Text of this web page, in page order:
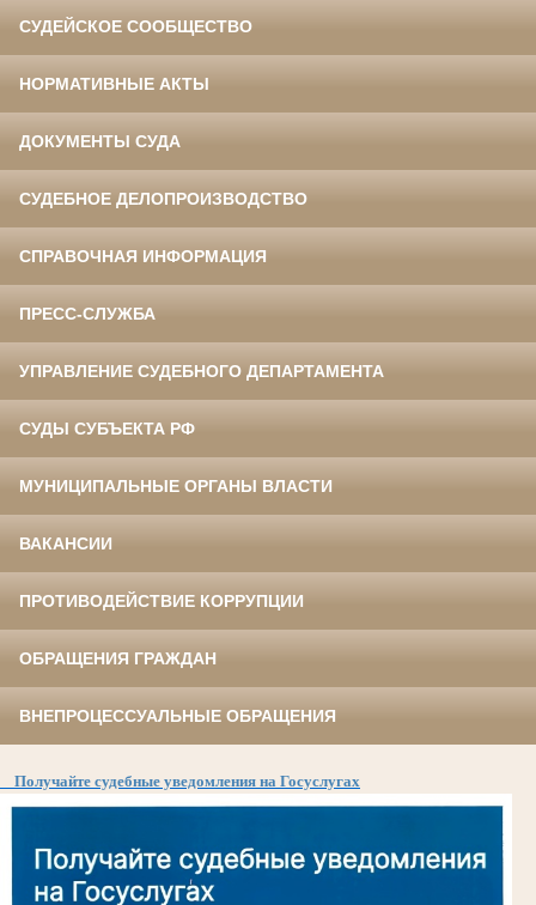
СУДЕЙСКОЕ СООБЩЕСТВО
НОРМАТИВНЫЕ АКТЫ
ДОКУМЕНТЫ СУДА
СУДЕБНОЕ ДЕЛОПРОИЗВОДСТВО
СПРАВОЧНАЯ ИНФОРМАЦИЯ
ПРЕСС-СЛУЖБА
УПРАВЛЕНИЕ СУДЕБНОГО ДЕПАРТАМЕНТА
СУДЫ СУБЪЕКТА РФ
МУНИЦИПАЛЬНЫЕ ОРГАНЫ ВЛАСТИ
ВАКАНСИИ
ПРОТИВОДЕЙСТВИЕ КОРРУПЦИИ
ОБРАЩЕНИЯ ГРАЖДАН
ВНЕПРОЦЕССУАЛЬНЫЕ ОБРАЩЕНИЯ
Получайте судебные уведомления на Госуслугах